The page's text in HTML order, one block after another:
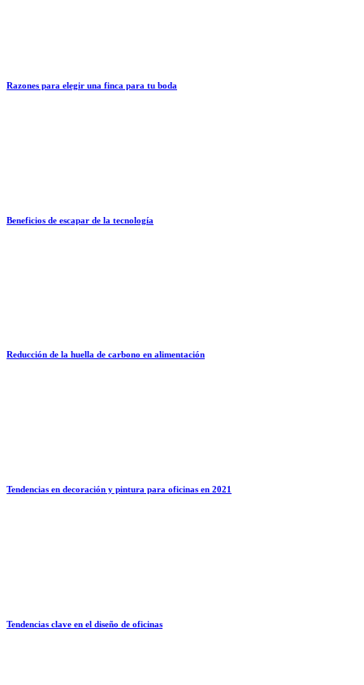
Razones para elegir una finca para tu boda
Beneficios de escapar de la tecnología
Reducción de la huella de carbono en alimentación
Tendencias en decoración y pintura para oficinas en 2021
Tendencias clave en el diseño de oficinas